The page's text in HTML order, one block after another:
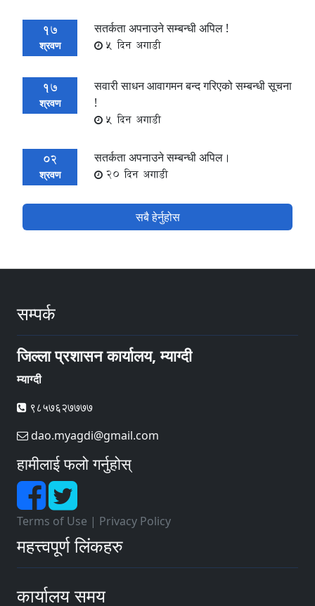
17
श्रवण
सतर्कता अपनाउने सम्बन्धी अपिल !
5 दिन अगाडी
17
श्रवण
सवारी साधन आवागमन बन्द गरिएको सम्बन्धी सूचना
!
5 दिन अगाडी
02
श्रवण
सतर्कता अपनाउने सम्बन्धी अपिल।
20 दिन अगाडी
सबै हेर्नुहोस
सम्पर्क
जिल्ला प्रशासन कार्यालय, म्याग्दी
म्याग्दी
९८५७६२७७७७
dao.myagdi@gmail.com
हामीलाई फलो गर्नुहोस्
Terms of Use | Privacy Policy
महत्त्वपूर्ण लिंकहरु
कार्यालय समय